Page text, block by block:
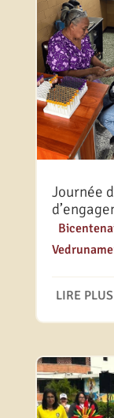
Journée
LIRE PLUS